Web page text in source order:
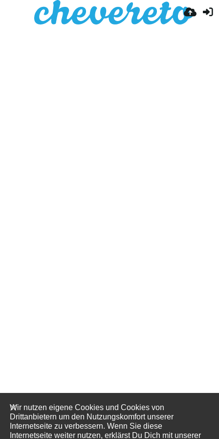
Wir nutzen eigene Cookies und Cookies von
Drittanbietern um den Nutzungskomfort unserer
Internetseite zu verbessern. Wenn Sie diese
Internetseite weiter nutzen, erklärst Du Dich mit unserer